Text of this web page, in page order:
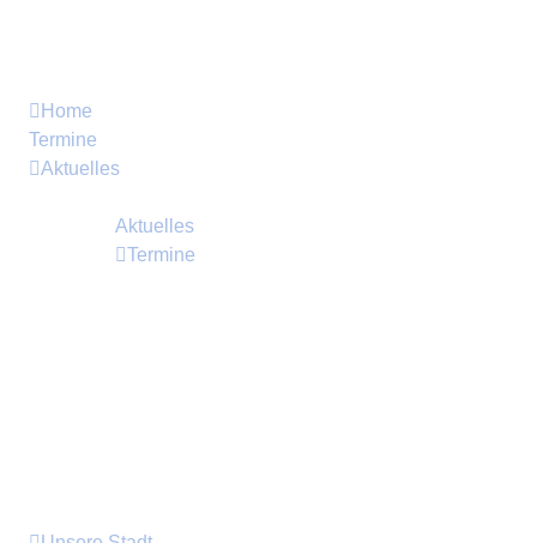
Home
Termine
Aktuelles
Aktuelles
Termine